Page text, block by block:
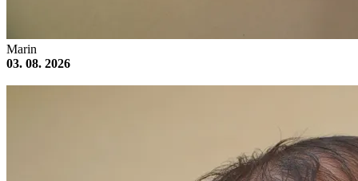
Marin
03. 08. 2026